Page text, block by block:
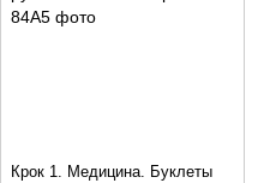
Крок 1. Медицина. Буклеты